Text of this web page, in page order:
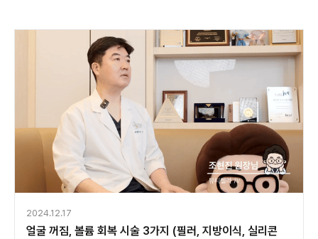
2024.12.17
얼굴 꺼짐, 볼륨 회복 시술 3가지 (필러, 지방이식, 실리콘